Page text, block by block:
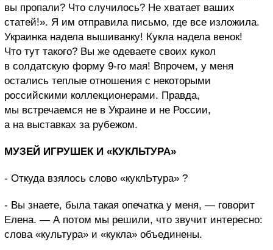
вы пропали? Что случилось? Не хватает ваших
статей!». Я им отправила письмо, где все изложила.
Украинка надела вышиванку! Кукла надела венок!
Что тут такого? Вы же одеваете своих кукол
в солдатскую форму 9-го мая! Впрочем, у меня
остались теплые отношения с некоторыми
российскими коллекционерами. Правда,
мы встречаемся не в Украине и не России,
а на выставках за рубежом.
МУЗЕЙ ИГРУШЕК И «КУКЛЬТУРА»
- Откуда взялось слово «куклЬтура» ?
- Вы знаете, была такая опечатка у меня, — говорит
Елена. — А потом мы решили, что звучит интересно:
слова «культура» и «кукла» объединены.